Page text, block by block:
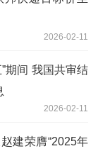
2026-02-11
期间 我国共审结
2026-02-11
建荣膺“2025年